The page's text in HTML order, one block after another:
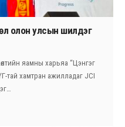
олон улсын шилдэг
яамны харьяа “Цэнгэг
тай хамтран ажилладаг JCI